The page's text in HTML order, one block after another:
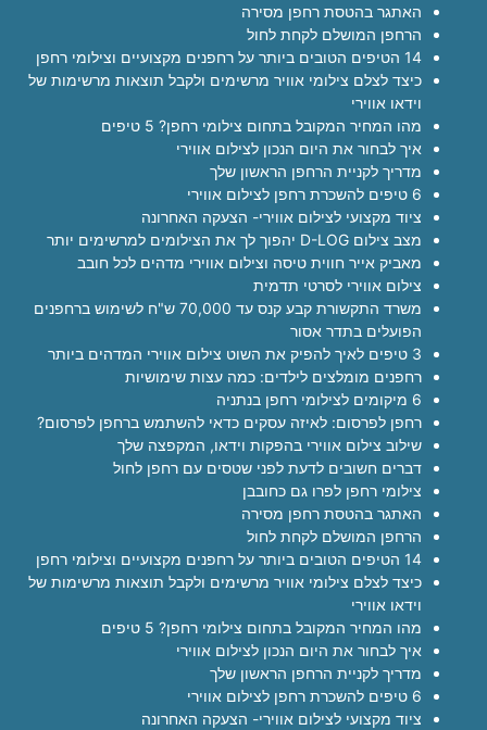
האתגר בהטסת רחפן מסירה
הרחפן המושלם לקחת לחול
14 הטיפים הטובים ביותר על רחפנים מקצועיים וצילומי רחפן
כיצד לצלם צילומי אוויר מרשימים ולקבל תוצאות מרשימות של
וידאו אווירי
מהו המחיר המקובל בתחום צילומי רחפן? 5 טיפים
איך לבחור את היום הנכון לצילום אווירי
מדריך לקניית הרחפן הראשון שלך
6 טיפים להשכרת רחפן לצילום אווירי
ציוד מקצועי לצילום אווירי- הצעקה האחרונה
מצב צילום D-LOG יהפוך לך את הצילומים למרשימים יותר
מאביק אייר חווית טיסה וצילום אווירי מדהים לכל חובב
צילום אווירי לסרטי תדמית
משרד התקשורת קבע קנס עד 70,000 ש"ח לשימוש ברחפנים
הפועלים בתדר אסור
3 טיפים לאיך להפיק את השוט צילום אווירי המדהים ביותר
רחפנים מומלצים לילדים: כמה עצות שימושיות
6 מיקומים לצילומי רחפן בנתניה
רחפן לפרסום: לאיזה עסקים כדאי להשתמש ברחפן לפרסום?
שילוב צילום אווירי בהפקות וידאו, המקפצה שלך
דברים חשובים לדעת לפני שטסים עם רחפן לחול
צילומי רחפן לפרו גם כחובבן
האתגר בהטסת רחפן מסירה
הרחפן המושלם לקחת לחול
14 הטיפים הטובים ביותר על רחפנים מקצועיים וצילומי רחפן
כיצד לצלם צילומי אוויר מרשימים ולקבל תוצאות מרשימות של
וידאו אווירי
מהו המחיר המקובל בתחום צילומי רחפן? 5 טיפים
איך לבחור את היום הנכון לצילום אווירי
מדריך לקניית הרחפן הראשון שלך
6 טיפים להשכרת רחפן לצילום אווירי
ציוד מקצועי לצילום אווירי- הצעקה האחרונה